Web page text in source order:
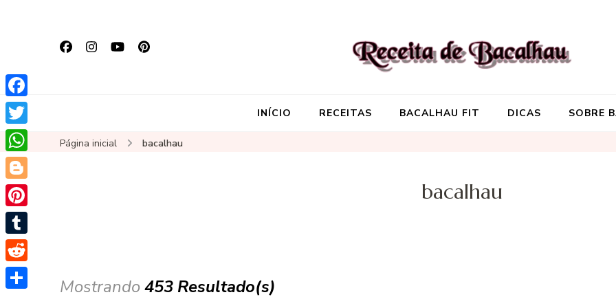
INÍCIO RECEITAS BACALHAU FIT DICAS SOBRE
Página inicial bacalhau
bacalhau
Mostrando453 Resultado(s)
Facebook
Twitter
WhatsApp
Blogger
Pinterest
Tumblr
Reddit